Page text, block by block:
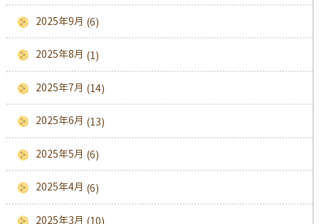
2025年9月 (6)
2025年8月 (1)
2025年7月 (14)
2025年6月 (13)
2025年5月 (6)
2025年4月 (6)
2025年3月 (10)